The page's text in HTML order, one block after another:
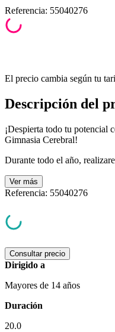
Referencia: 55040276
El precio cambia según tu
Descripción del
¡Despierta todo tu potencial
Gimnasia Cerebral!
Durante todo el año,
Ver más
Referencia: 55040276
Consultar precio
Dirigido a
Mayores de 14 años
Duración
20.0